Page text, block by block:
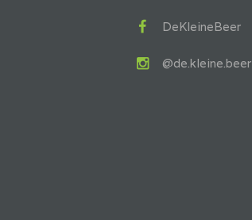
DeKleineBeer
@de.kleine.beer